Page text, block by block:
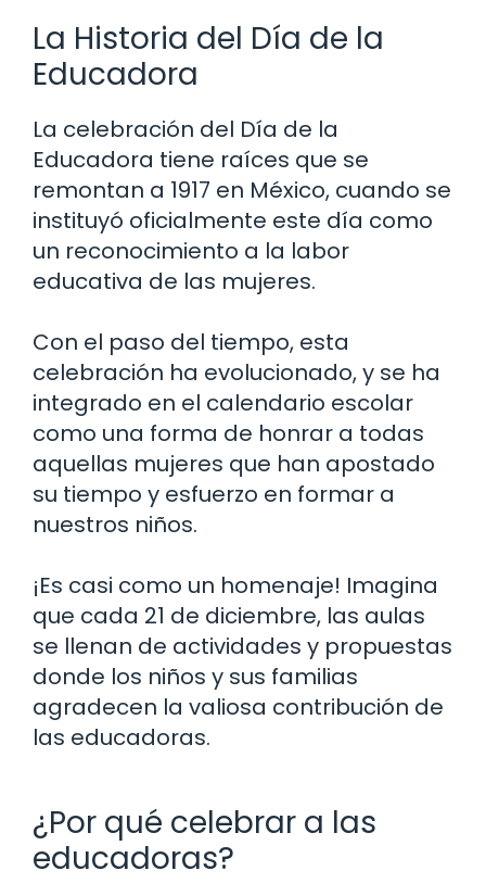
La Historia del Día de la
Educadora
La celebración del Día de la
Educadora tiene raíces que se
remontan a 1917 en México, cuando se
instituyó oficialmente este día como
un reconocimiento a la labor
educativa de las mujeres.
Con el paso del tiempo, esta
celebración ha evolucionado, y se ha
integrado en el calendario escolar
como una forma de honrar a todas
aquellas mujeres que han apostado
su tiempo y esfuerzo en formar a
nuestros niños.
¡Es casi como un homenaje! Imagina
que cada 21 de diciembre, las aulas
se llenan de actividades y propuestas
donde los niños y sus familias
agradecen la valiosa contribución de
las educadoras.
¿Por qué celebrar a las
educadoras?